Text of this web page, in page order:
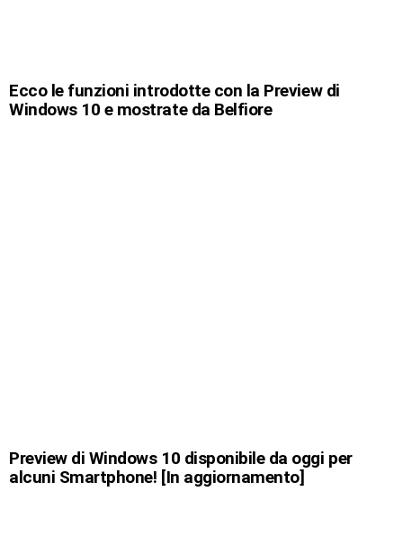
Ecco le funzioni introdotte con la Preview di
Windows 10 e mostrate da Belfiore
Preview di Windows 10 disponibile da oggi per
alcuni Smartphone! [In aggiornamento]